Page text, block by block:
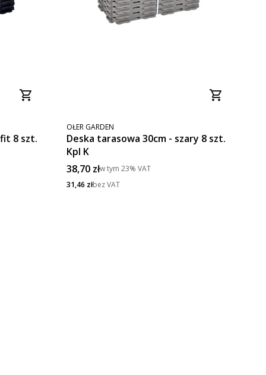
8 szt.
PRODUCENT
OŁER GARDEN
Deska tarasowa 30cm - szary 8 szt.
Kpl K
Cena brutto
38,70 złw tym 23% VAT
Cena netto
31,46 złbez VAT